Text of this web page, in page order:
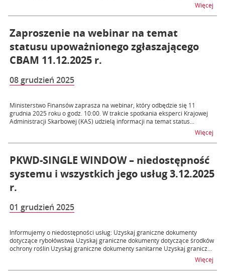
Więcej
Zaproszenie na webinar na temat
statusu upoważnionego zgłaszającego
CBAM 11.12.2025 r.
08 grudzień 2025
Ministerstwo Finansów zaprasza na webinar, który odbędzie się 11
grudnia 2025 roku o godz. 10:00. W trakcie spotkania eksperci Krajowej
Administracji Skarbowej (KAS) udzielą informacji na temat status...
Więcej
PKWD-SINGLE WINDOW – niedostępność
systemu i wszystkich jego usług 3.12.2025
r.
01 grudzień 2025
Informujemy o niedostępności usług: Uzyskaj graniczne dokumenty
dotyczące rybołówstwa Uzyskaj graniczne dokumenty dotyczące środków
ochrony roślin Uzyskaj graniczne dokumenty sanitarne Uzyskaj granicz...
Więcej